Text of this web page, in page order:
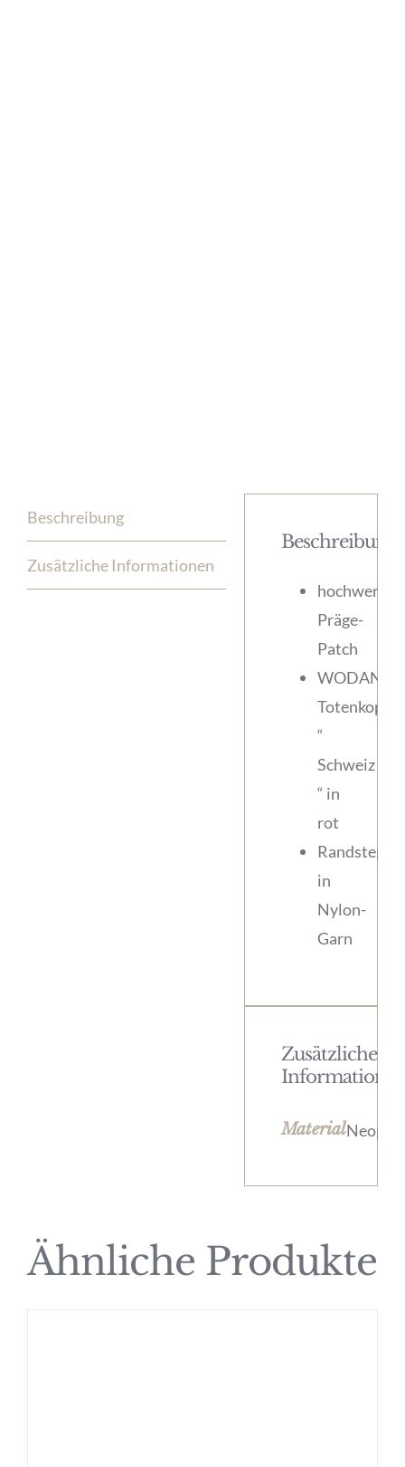
Beschreibung
Zusätzliche Informationen
Beschreibung
Präge-
Patch
WODAN
Totenkopf
“
Schweiz
“ in
rot
in
Nylon-
Garn
Zusätzliche
Material
Ähnliche Produkte